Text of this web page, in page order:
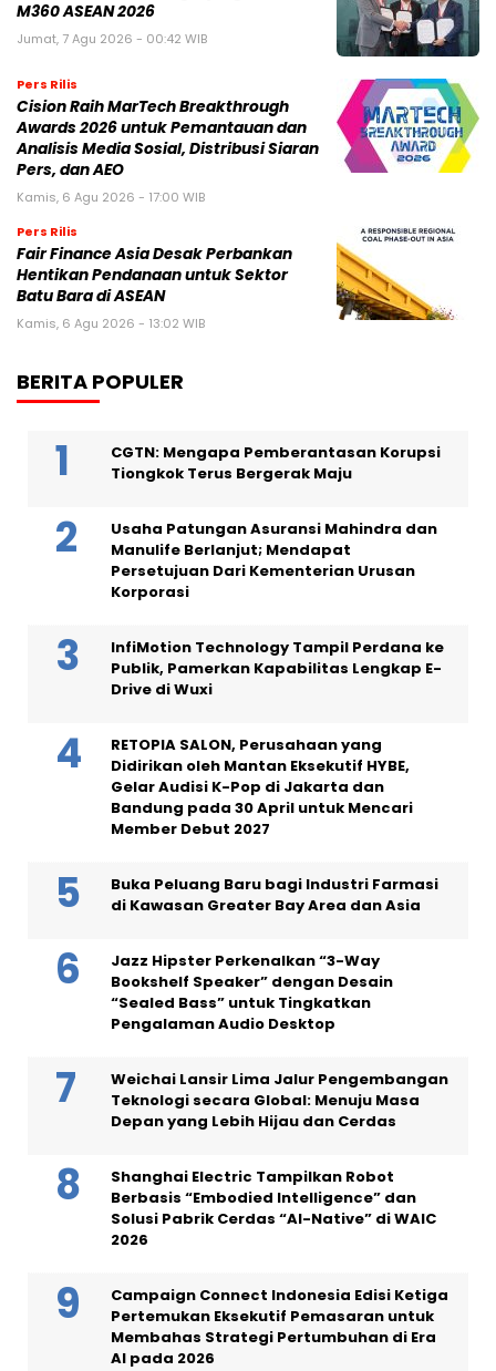
M360 ASEAN 2026
Jumat, 7 Agu 2026 - 00:42 WIB
Pers Rilis
Cision Raih MarTech Breakthrough
Awards 2026 untuk Pemantauan dan
Analisis Media Sosial, Distribusi Siaran
Pers, dan AEO
Kamis, 6 Agu 2026 - 17:00 WIB
Pers Rilis
Fair Finance Asia Desak Perbankan
Hentikan Pendanaan untuk Sektor
Batu Bara di ASEAN
Kamis, 6 Agu 2026 - 13:02 WIB
BERITA POPULER
CGTN: Mengapa Pemberantasan Korupsi
Tiongkok Terus Bergerak Maju
Usaha Patungan Asuransi Mahindra dan
Manulife Berlanjut; Mendapat
Persetujuan Dari Kementerian Urusan
Korporasi
InfiMotion Technology Tampil Perdana ke
Publik, Pamerkan Kapabilitas Lengkap E-
Drive di Wuxi
RETOPIA SALON, Perusahaan yang
Didirikan oleh Mantan Eksekutif HYBE,
Gelar Audisi K-Pop di Jakarta dan
Bandung pada 30 April untuk Mencari
Member Debut 2027
Buka Peluang Baru bagi Industri Farmasi
di Kawasan Greater Bay Area dan Asia
Jazz Hipster Perkenalkan “3-Way
Bookshelf Speaker” dengan Desain
“Sealed Bass” untuk Tingkatkan
Pengalaman Audio Desktop
Weichai Lansir Lima Jalur Pengembangan
Teknologi secara Global: Menuju Masa
Depan yang Lebih Hijau dan Cerdas
Shanghai Electric Tampilkan Robot
Berbasis “Embodied Intelligence” dan
Solusi Pabrik Cerdas “AI-Native” di WAIC
2026
Campaign Connect Indonesia Edisi Ketiga
Pertemukan Eksekutif Pemasaran untuk
Membahas Strategi Pertumbuhan di Era
AI pada 2026